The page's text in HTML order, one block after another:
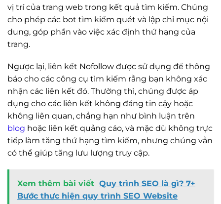
vị trí của trang web trong kết quả tìm kiếm. Chúng
cho phép các bot tìm kiếm quét và lập chỉ mục nội
dung, góp phần vào việc xác định thứ hạng của
trang.
Ngược lại, liên kết Nofollow được sử dụng để thông
báo cho các công cụ tìm kiếm rằng bạn không xác
nhận các liên kết đó. Thường thì, chúng được áp
dụng cho các liên kết không đáng tin cậy hoặc
không liên quan, chẳng hạn như bình luận trên
blog hoặc liên kết quảng cáo, và mặc dù không trực
tiếp làm tăng thứ hạng tìm kiếm, nhưng chúng vẫn
có thể giúp tăng lưu lượng truy cập.
Xem thêm bài viết Quy trình SEO là gì? 7+
Bước thực hiện quy trình SEO Website